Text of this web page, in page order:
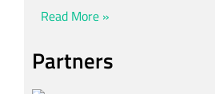
Read More »
Partners